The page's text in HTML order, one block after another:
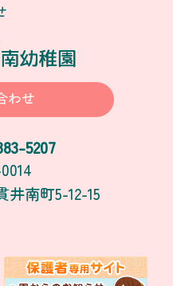
わせ
5207
南町5-12-15